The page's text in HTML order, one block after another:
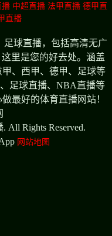
播 中超直播 法甲直播 德甲直
直播
足球直播，包括高清无广
里是您的好去处。涵盖
、西甲、德甲、足球等
足球直播、NBA直播等
最好的体育直播网站！
All Rights Reserved.
网站地图